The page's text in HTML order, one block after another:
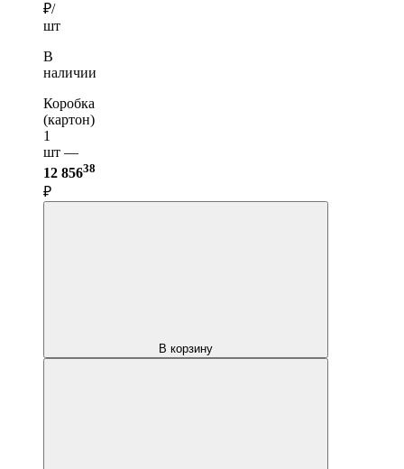
₽/
шт
В
наличии
Коробка
(картон)
1
шт —
12 85638
₽
В корзину